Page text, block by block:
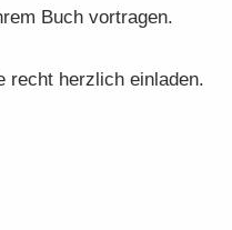
Buch vor­tra­gen.
recht herz­lich ein­la­den.